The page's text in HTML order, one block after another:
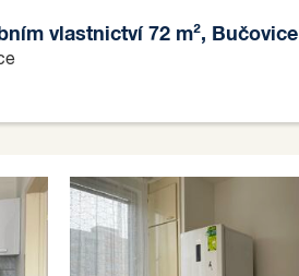
vlastnictví 72 m², Bučovice